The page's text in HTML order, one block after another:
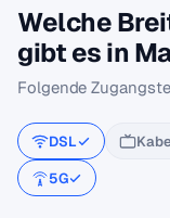
Welche
gibt es in
Folgende
DSL
5G